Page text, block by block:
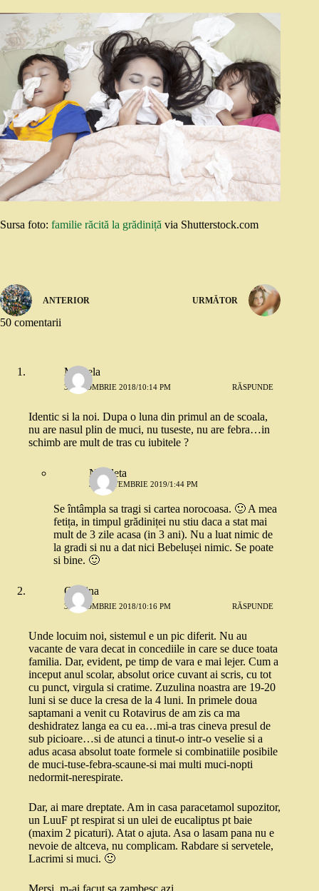
Sursa foto: familie răcită la grădiniță via Shutterstock.com
ANTERIOR URMĂTOR
50 comentarii
Mihaela
3 OCTOMBRIE 2018/10:14 PM RĂSPUNDE
Identic si la noi. Dupa o luna din primul an de scoala,
nu are nasul plin de muci, nu tuseste, nu are febra…in
schimb are mult de tras cu iubitele ?
Nicoleta
30 SEPTEMBRIE 2019/1:44 PM
Se întâmpla sa tragi si cartea norocoasa. 🙂 A mea
fetița, in timpul grădiniței nu stiu daca a stat mai
mult de 3 zile acasa (in 3 ani). Nu a luat nimic de
la gradi si nu a dat nici Bebelușei nimic. Se poate
si bine. 🙂
Cristina
3 OCTOMBRIE 2018/10:16 PM RĂSPUNDE
Unde locuim noi, sistemul e un pic diferit. Nu au
vacante de vara decat in concediile in care se duce toata
familia. Dar, evident, pe timp de vara e mai lejer. Cum a
inceput anul scolar, absolut orice cuvant ai scris, cu tot
cu punct, virgula si cratime. Zuzulina noastra are 19-20
luni si se duce la cresa de la 4 luni. In primele doua
saptamani a venit cu Rotavirus de am zis ca ma
deshidratez langa ea cu ea…mi-a tras cineva presul de
sub picioare…si de atunci a tinut-o intr-o veselie si a
adus acasa absolut toate formele si combinatiile posibile
de muci-tuse-febra-scaune-si mai multi muci-nopti
nedormit-nerespirate.
Dar, ai mare dreptate. Am in casa paracetamol supozitor,
un LuuF pt respirat si un ulei de eucaliptus pt baie
(maxim 2 picaturi). Atat o ajuta. Asa o lasam pana nu e
nevoie de altceva, nu complicam. Rabdare si servetele,
Lacrimi si muci. 🙂
Mersi, m-ai facut sa zambesc azi.